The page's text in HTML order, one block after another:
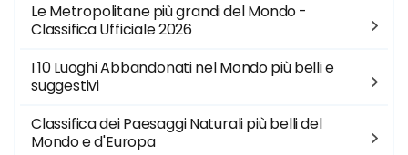
Le Metropolitane più grandi del Mondo -
Classifica Ufficiale 2026
I 10 Luoghi Abbandonati nel Mondo più belli e
suggestivi
Classifica dei Paesaggi Naturali più belli del
Mondo e d'Europa